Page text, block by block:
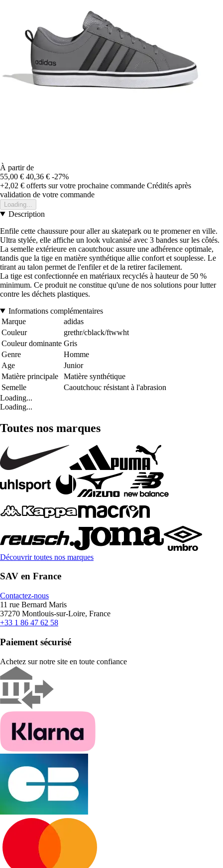
À partir de
55,00 € 40,36 € -27%
+2,02 € offerts sur votre prochaine commande Crédités après
validation de votre commande
Loading...
Description
Enfile cette chaussure pour aller au skatepark ou te promener en ville.
Ultra stylée, elle affiche un look vulcanisé avec 3 bandes sur les côtés.
La semelle extérieure en caoutchouc assure une adhérence optimale,
tandis que la tige en matière synthétique allie confort et souplesse. Le
tirant au talon permet de l'enfiler et de la retirer facilement.
La tige est confectionnée en matériaux recyclés à hauteur de 50 %
minimum. Ce produit ne constitue qu'une de nos solutions pour lutter
contre les déchets plastiques.
Informations complémentaires
Marque
adidas
Couleur
grethr/cblack/ftwwht
Couleur dominante Gris
Genre
Homme
Age
Junior
Matière principale
Matière synthétique
Semelle
Caoutchouc résistant à l'abrasion
Loading...
Loading...
Toutes nos marques
Découvrir toutes nos marques
SAV en France
Contactez-nous
11 rue Bernard Maris
37270 Montlouis-sur-Loire, France
+33 1 86 47 62 58
Paiement sécurisé
Achetez sur notre site en toute confiance